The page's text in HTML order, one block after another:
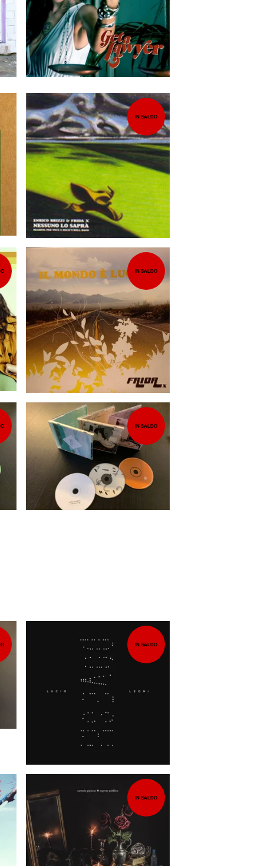
7,00EUR
IN SALDO
EUR
IN SALDO
5,00EUR
IN SALDO
IN SALDO
IN SALDO
5,00EUR